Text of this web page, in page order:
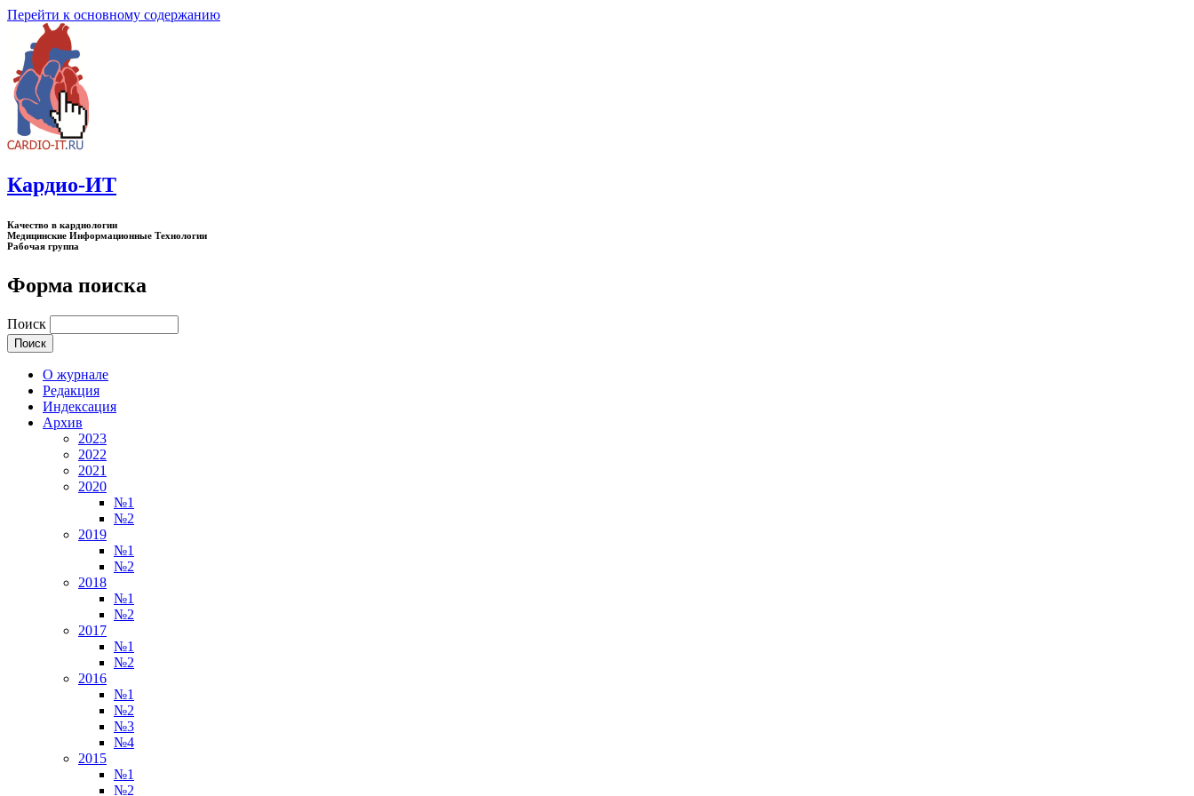
Перейти к основному содержанию
Кардио-ИТ
Качество в кардиологии
Медицинские Информационные Технологии
Рабочая группа
Форма поиска
Поиск
О журнале
Редакция
Индексация
Архив
2023
2022
2021
2020
№1
№2
2019
№1
№2
2018
№1
№2
2017
№1
№2
2016
№1
№2
№3
№4
2015
№1
№2